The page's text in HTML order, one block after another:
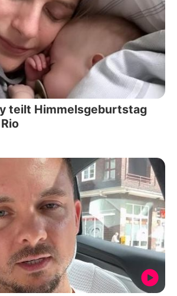
teilt Himmelsgeburtstag